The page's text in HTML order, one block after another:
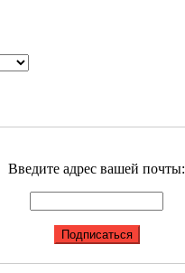
Введите адрес вашей почты: